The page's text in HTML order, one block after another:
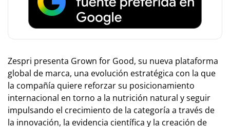
Zespri presenta Grown for Good, su nueva plataforma
global de marca, una evolución estratégica con la que
la compañía quiere reforzar su posicionamiento
internacional en torno a la nutrición natural y seguir
impulsando el crecimiento de la categoría a través de
la innovación, la evidencia científica y la creación de